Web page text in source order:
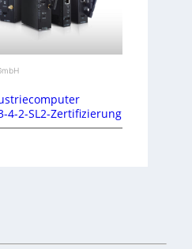
4-2-SL2-Zertifizierung